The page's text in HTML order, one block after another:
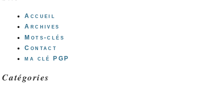
Accueil
Archives
Mots-clés
Contact
ma clé PGP
Catégories